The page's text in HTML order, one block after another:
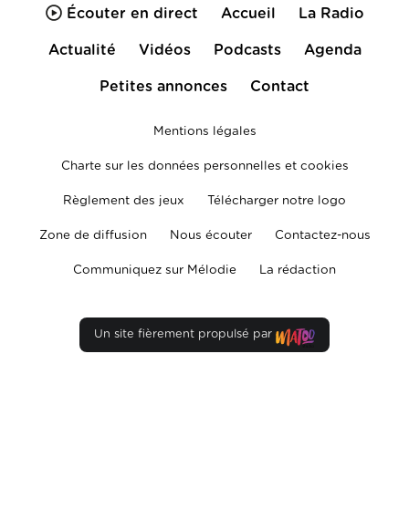
Écouter en direct Accueil La Radio
Actualité Vidéos Podcasts Agenda
Petites annonces Contact
Mentions légales
Charte sur les données personnelles et cookies
Règlement des jeux Télécharger notre logo
Zone de diffusion Nous écouter Contactez-nous
Communiquez sur Mélodie La rédaction
Un site fièrement propulsé par